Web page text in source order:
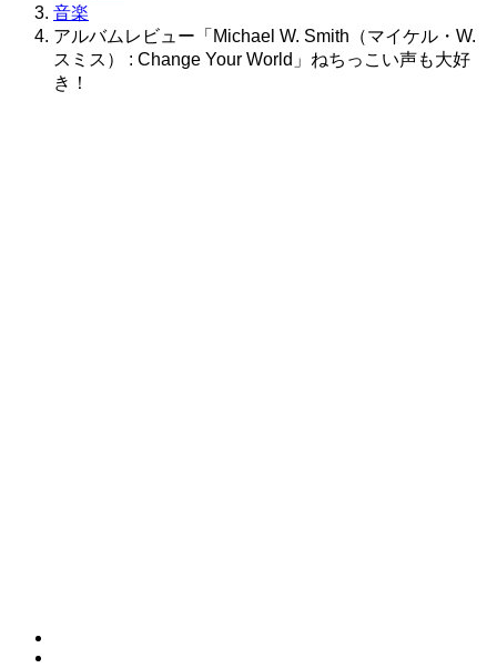
音楽
アルバムレビュー「Michael W. Smith（マイケル・W.
スミス） : Change Your World」ねちっこい声も大好
き！